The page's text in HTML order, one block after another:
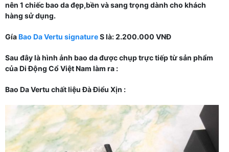
nên 1 chiếc bao da đẹp,bền và sang trọng dành cho khách
hàng sử dụng.
GíaBao Da Vertu signatureS là: 2.200.000 VNĐ
Sau đây là hình ảnh bao da được chụp trực tiếp từ sản phẩm
của Di Động Cổ Việt Nam làm ra :
Bao Da Vertu chất liệu Đà Điểu Xịn :